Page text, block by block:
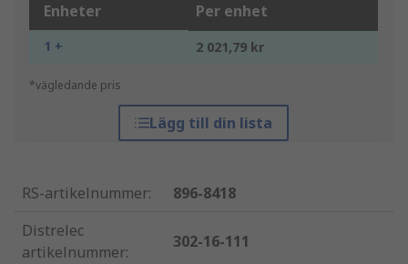
Enheter Per enhet
1 + 2 021,79 kr
*vägledande pris
Lägg till din lista
RS-artikelnummer:
896-8418
Distrelec
artikelnummer:
302-16-111